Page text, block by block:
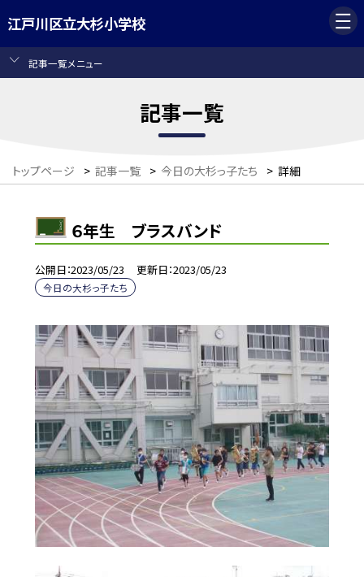
江戸川区立大杉小学校
記事一覧メニュー
記事一覧
トップページ > 記事一覧 > 今日の大杉っ子たち > 詳細
６年生 ブラスバンド
公開日 2023/05/23 更新日 2023/05/23
今日の大杉っ子たち